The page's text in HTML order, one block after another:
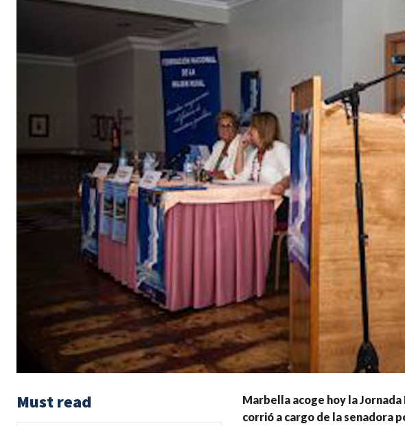
Must read
Marbella acoge hoy la
corrió a cargo de la senadora